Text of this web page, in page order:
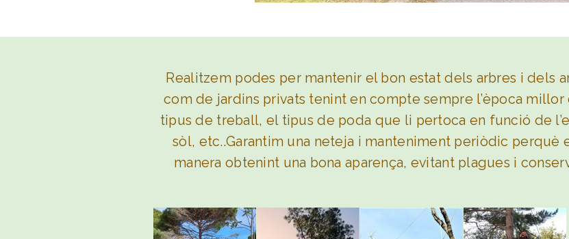
Realitzem podes per mantenir el bon estat dels arbres i dels
com de jardins privats tenint en compte sempre l’època millor
tipus de treball, el tipus de poda que li pertoca en funció de
sòl, etc..Garantim una neteja i manteniment periòdic
manera obtenint una bona aparença, evitant plagues i